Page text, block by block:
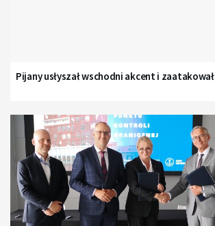
Pijany usłyszał wschodni akcent i zaatakował